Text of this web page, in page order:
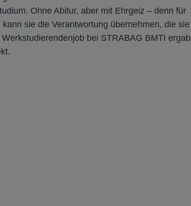
Ohne Abitur, aber mit Ehrgeiz – denn für
sie die Verantwortung übernehmen, die sie
bei STRABAG BMTI ergab